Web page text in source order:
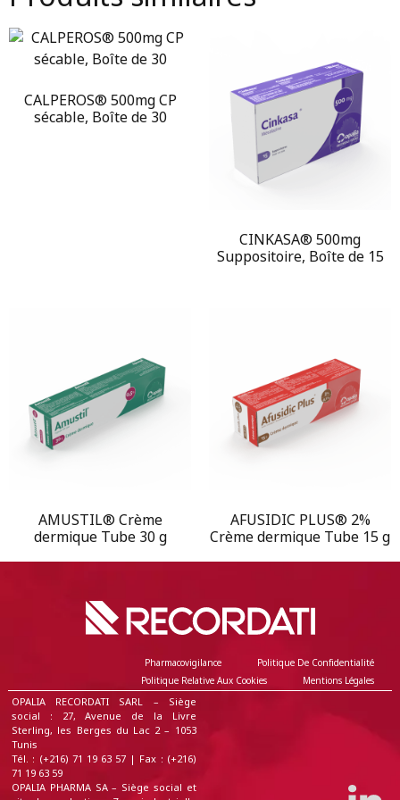
CALPEROS® 500mg CP
sécable, Boîte de 30
CINKASA® 500mg
Suppositoire, Boîte de 15
AMUSTIL® Crème
dermique Tube 30 g
AFUSIDIC PLUS® 2%
Crème dermique Tube 15 g
Pharmacovigilance
Politique De Confidentialité
Politique Relative Aux Cookies
Mentions Légales
OPALIA RECORDATI SARL – Siège
social : 27, Avenue de la Livre
Sterling, les Berges du Lac 2 – 1053
Tunis
Tél. : (+216) 71 19 63 57 | Fax : (+216)
71 19 63 59
OPALIA PHARMA SA – Siège social et